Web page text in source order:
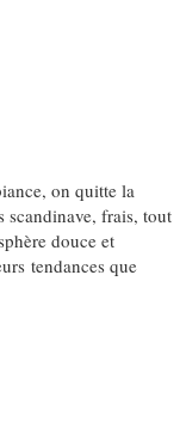
on quitte la
scandinave, frais, tout
douce et
tendances que